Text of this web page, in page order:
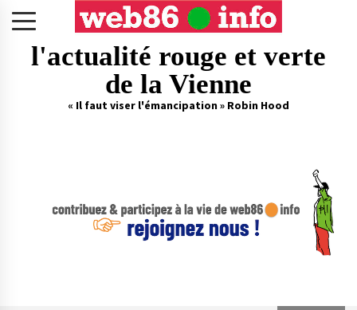
l'actualité rouge et verte
de la Vienne
« Il faut viser l'émancipation » Robin Hood